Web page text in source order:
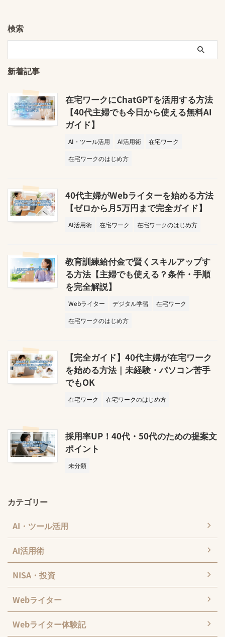
検索
新着記事
在宅ワークにChatGPTを活用する方法
【40代主婦でも今日から使える無料AI
ガイド】
AI・ツール活用 AI活用術
在宅ワーク
在宅ワークのはじめ方
40代主婦がWebライターを始める方法
【ゼロから月5万円まで完全ガイド】
AI活用術 在宅ワーク 在宅ワークのはじめ方
教育訓練給付金で賢くスキルアップす
る方法【主婦でも使える？条件・手順
を完全解説】
Webライター デジタル学習
在宅ワーク
在宅ワークのはじめ方
【完全ガイド】40代主婦が在宅ワーク
を始める方法｜未経験・パソコン苦手
でもOK
在宅ワーク 在宅ワークのはじめ方
採用率UP！40代・50代のための提案文
ポイント
未分類
カテゴリー
AI・ツール活用
AI活用術
NISA・投資
Webライター
Webライター体験記